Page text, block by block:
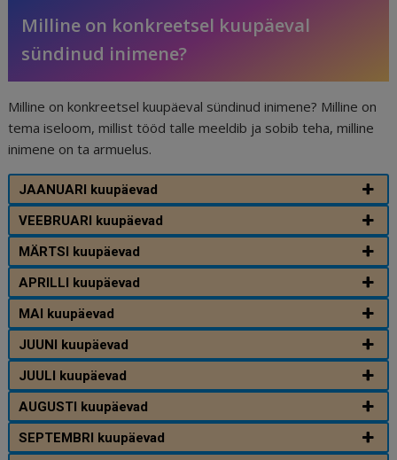
Milline on konkreetsel kuupäeval
sündinud inimene?
Milline on konkreetsel kuupäeval sündinud inimene? Milline on
tema iseloom, millist tööd talle meeldib ja sobib teha, milline
inimene on ta armuelus.
JAANUARI kuupäevad
VEEBRUARI kuupäevad
MÄRTSI kuupäevad
APRILLI kuupäevad
MAI kuupäevad
JUUNI kuupäevad
JUULI kuupäevad
AUGUSTI kuupäevad
SEPTEMBRI kuupäevad